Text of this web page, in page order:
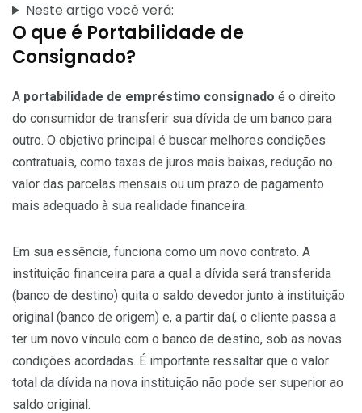
Neste artigo você verá:
O que é Portabilidade de
Consignado?
A portabilidade de empréstimo consignado é o direito
do consumidor de transferir sua dívida de um banco para
outro. O objetivo principal é buscar melhores condições
contratuais, como taxas de juros mais baixas, redução no
valor das parcelas mensais ou um prazo de pagamento
mais adequado à sua realidade financeira.
Em sua essência, funciona como um novo contrato. A
instituição financeira para a qual a dívida será transferida
(banco de destino) quita o saldo devedor junto à instituição
original (banco de origem) e, a partir daí, o cliente passa a
ter um novo vínculo com o banco de destino, sob as novas
condições acordadas. É importante ressaltar que o valor
total da dívida na nova instituição não pode ser superior ao
saldo original.